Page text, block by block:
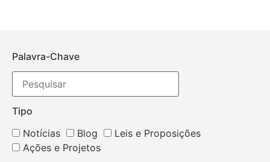
Palavra-Chave
Tipo
Notícias
Blog
Leis e Proposições
Ações e Projetos